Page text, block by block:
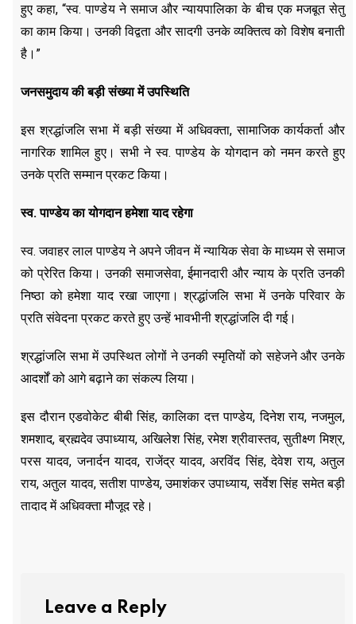
हुए कहा, “स्व. पाण्डेय ने समाज और न्यायपालिका के बीच एक मजबूत सेतु
का काम किया। उनकी विद्वता और सादगी उनके व्यक्तित्व को विशेष बनाती
है।”
जनसमुदाय की बड़ी संख्या में उपस्थिति
इस श्रद्धांजलि सभा में बड़ी संख्या में अधिवक्ता, सामाजिक कार्यकर्ता और
नागरिक शामिल हुए। सभी ने स्व. पाण्डेय के योगदान को नमन करते हुए
उनके प्रति सम्मान प्रकट किया।
स्व. पाण्डेय का योगदान हमेशा याद रहेगा
स्व. जवाहर लाल पाण्डेय ने अपने जीवन में न्यायिक सेवा के माध्यम से समाज
को प्रेरित किया। उनकी समाजसेवा, ईमानदारी और न्याय के प्रति उनकी
निष्ठा को हमेशा याद रखा जाएगा। श्रद्धांजलि सभा में उनके परिवार के
प्रति संवेदना प्रकट करते हुए उन्हें भावभीनी श्रद्धांजलि दी गई।
श्रद्धांजलि सभा में उपस्थित लोगों ने उनकी स्मृतियों को सहेजने और उनके
आदर्शों को आगे बढ़ाने का संकल्प लिया।
इस दौरान एडवोकेट बीबी सिंह, कालिका दत्त पाण्डेय, दिनेश राय, नजमुल,
शमशाद, ब्रह्मदेव उपाध्याय, अखिलेश सिंह, रमेश श्रीवास्तव, सुतीक्ष्ण मिश्र,
परस यादव, जनार्दन यादव, राजेंद्र यादव, अरविंद सिंह, देवेश राय, अतुल
राय, अतुल यादव, सतीश पाण्डेय, उमाशंकर उपाध्याय, सर्वेश सिंह समेत बड़ी
तादाद में अधिवक्ता मौजूद रहे।
Leave a Reply